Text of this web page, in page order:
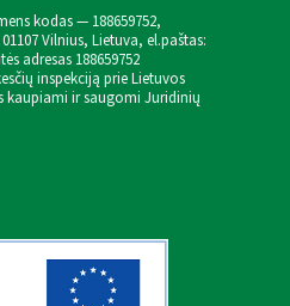
kodas — 188659752,
Vilnius, Lietuva, el.paštas:
adresas 188659752
inspekciją prie Lietuvos
kaupiami ir saugomi Juridinių